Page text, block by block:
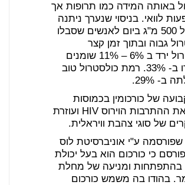
באותה המידה כמו תרופות אך
לוואי. בניסוי שנערך ניתנה
כמות של 500 מ"ג ביום לאנשים שסבלו
גבוה ובתוך זמן קצר
הכולסטרול ירד ב 6% – 11% שומנים
בדם ירדו ב- 33%. רמת כולסטרול טוב
של כורכומין בכמוסות
בולמת את ההתרבות הוירוס HIV ועוזרת
של סוגי צהבת וויראלית.
ע"י אוניברסיטת לוס
כי כורכום הוא בעל יכולת
ומניעה של מחלת
בהודו בה משמש כורכום